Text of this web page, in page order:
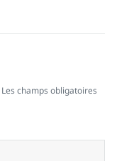
Les champs obligatoires